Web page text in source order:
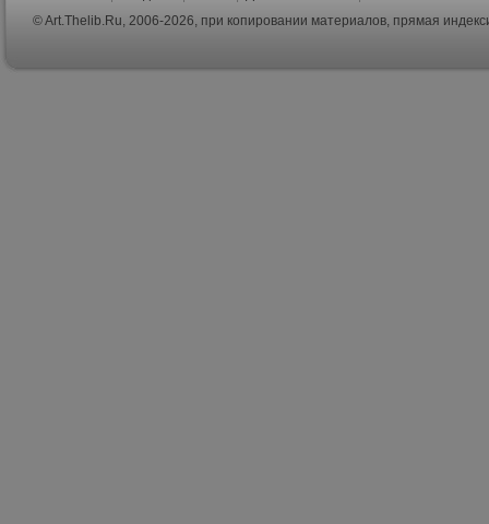
© Art.Thelib.Ru, 2006-2026, при копировании материалов, прямая